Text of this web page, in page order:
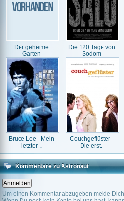
Der geheime
Garten
Die 120 Tage von
Sodom
Bruce Lee - Mein
letzter ..
Couchgeflüster -
Die erst..
Kommentare zu Astronaut
Um einen Kommentar abzugeben melde